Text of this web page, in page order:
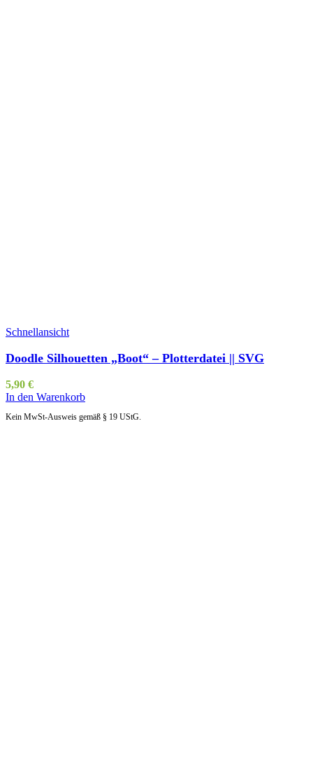
Schnellansicht
Doodle Silhouetten „Boot“ – Plotterdatei || SVG
5,90 €
In den Warenkorb
Kein MwSt-Ausweis gemäß § 19 UStG.